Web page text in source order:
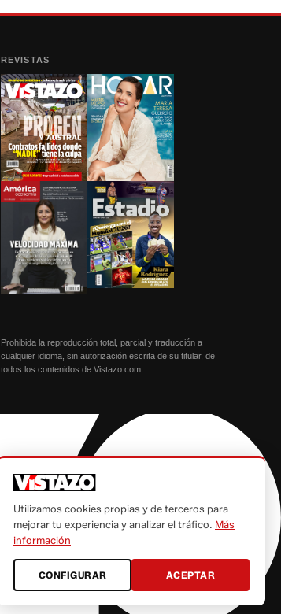
REVISTAS
Prohibida la reproducción total, parcial y traducción a
cualquier idioma, sin autorización escrita de su titular, de
todos los contenidos de Vistazo.com.
Utilizamos cookies propias y de terceros para
mejorar tu experiencia y analizar el tráfico. Más
información
CONFIGURAR ACEPTAR